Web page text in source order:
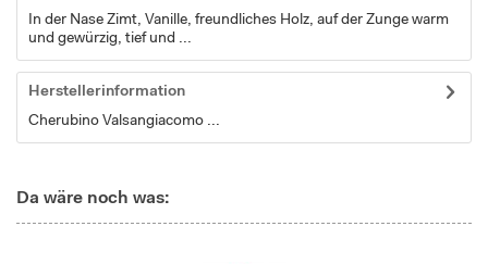
In der Nase Zimt, Vanille, freundliches Holz, auf der Zunge warm
und gewürzig, tief und ...
Herstellerinformation
Cherubino Valsangiacomo ...
Da wäre noch was: